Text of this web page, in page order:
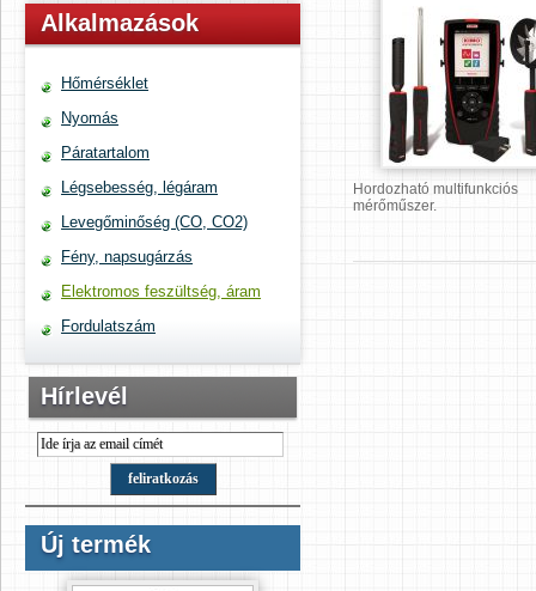
Alkalmazások
Hőmérséklet
Nyomás
Páratartalom
Légsebesség, légáram
Levegőminőség (CO, CO2)
Fény, napsugárzás
Elektromos feszültség, áram
Fordulatszám
Hírlevél
Új termék
Hordozható multifunkciós
mérőműszer.